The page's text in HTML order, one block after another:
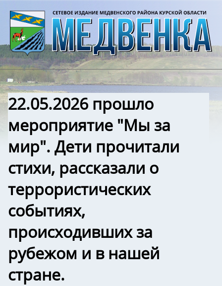
22.05.2026 прошло
мероприятие "Мы за
мир". Дети прочитали
стихи, рассказали о
террористических
событиях,
происходивших за
рубежом и в нашей
стране.